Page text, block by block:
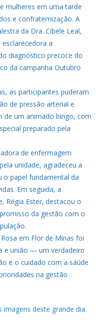
mulheres em uma tarde
e confraternização. A
da Dra. Cibele Leal,
a
diagnóstico precoce do
da campanha Outubro
as participantes puderam
de pressão arterial e
de um animado bingo, com
preparado pela
de enfermagem
unidade, agradeceu a
o papel fundamental da
Em seguida, a
Régia Ester, destacou o
da gestão com o
em Flor de Minas foi
e união — um verdadeiro
e o cuidado com a saúde
na gestão
imagens deste grande dia.